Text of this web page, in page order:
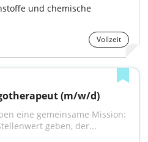
und chemische
Vollzeit
(m/w/d)
eine gemeinsame Mission:
geben, der...